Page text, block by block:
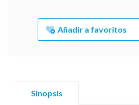
Añadir a favoritos
Sinopsis